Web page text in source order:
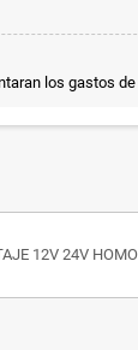
los gastos de
12V 24V